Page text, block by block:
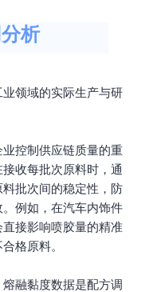
析
领域的实际生产与研
控制供应链质量的重
收每批次原料时，通
批次间的稳定性，防
例如，在汽车内饰件
接影响喷胶量的精准
格原料。
融黏度数据是配方调